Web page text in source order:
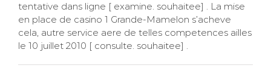
tentative dans ligne [ examine. souhaitee] . La mise
en place de casino 1 Grande-Mamelon s’acheve
cela, autre service aere de telles competences ailles
le 10 juillet 2010 [ consulte. souhaitee] .